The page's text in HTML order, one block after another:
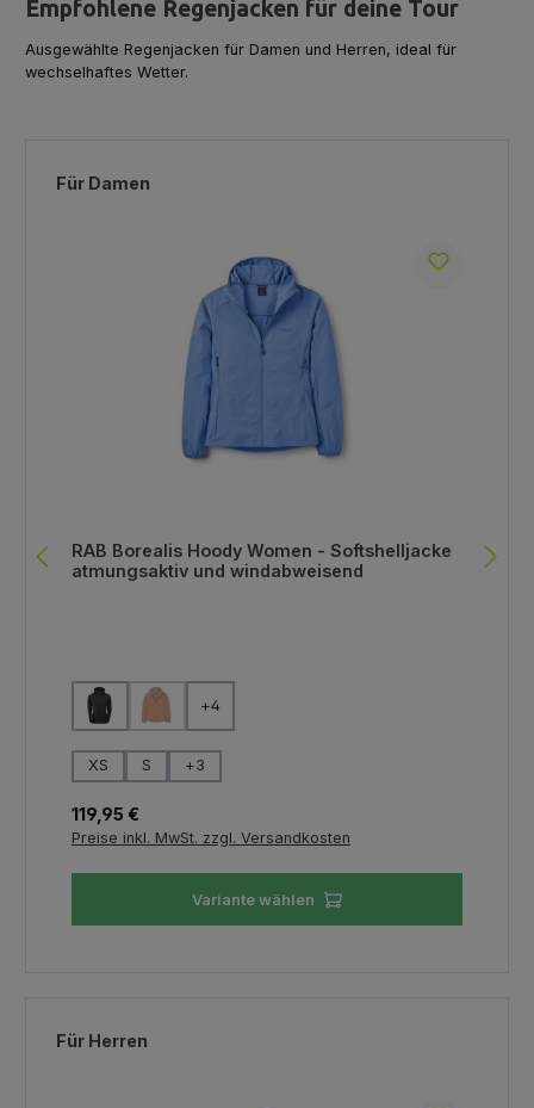
Empfohlene Regenjacken für deine Tour
Ausgewählte Regenjacken für Damen und Herren, ideal für
wechselhaftes Wetter.
Produktgalerie überspringen
Für Damen
RAB Borealis Hoody Women - Softshelljacke
atmungsaktiv und windabweisend
Farbe auswählen
(Diese Option ist zurzeit nicht verfügbar.)
+4
Größe auswählen
XS S +3
Regulärer Preis:
119,95 €
Preise inkl. MwSt. zzgl. Versandkosten
Variante wählen
Produktgalerie überspringen
Für Herren